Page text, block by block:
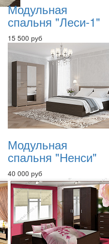
Модульная
спальня "Леси-1"
15 500 руб
Модульная
спальня "Ненси"
40 000 руб